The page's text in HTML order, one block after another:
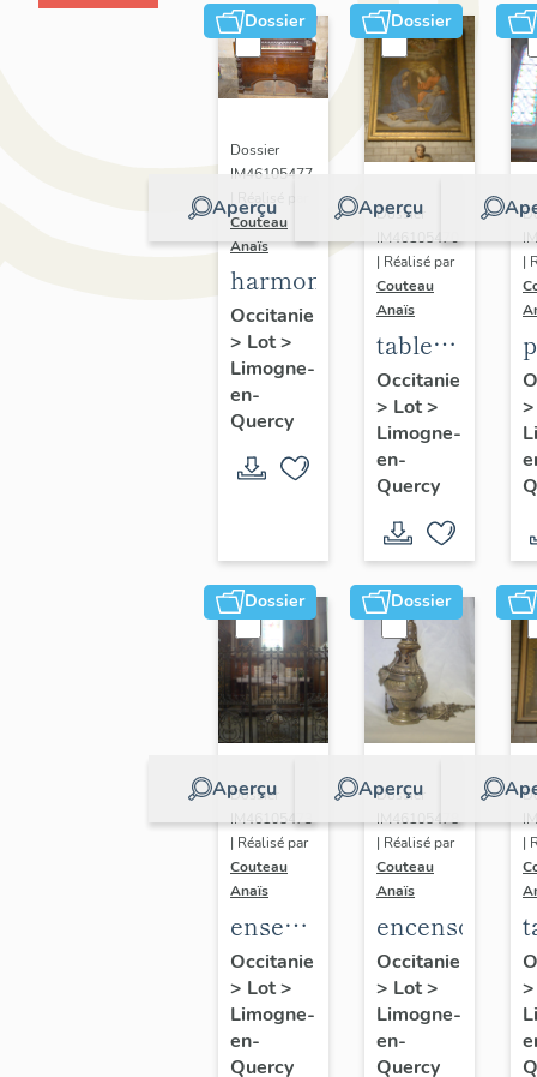
Dossier
Aperçu
Dossier
IM46105477
Couteau
Anaïs
harmonium
Occitanie
> Lot>
Limogne-
en-
Quercy
Dossier
Aperçu
Dossier
IM46105470
| Réalisé par
Couteau
Anaïs
tableau
: La
mort
de
saint
Joseph
Occitanie
> Lot>
Limogne-
en-
Quercy
|
:
Dossier
Aperçu
Dossier
IM46105473
| Réalisé par
Couteau
Anaïs
ensemble
du
mobilier
et du
décor
Occitanie
> Lot>
Limogne-
en-
Quercy
Dossier
Aperçu
Dossier
IM46105478
| Réalisé par
Couteau
Anaïs
encensoir
Occitanie
> Lot>
Limogne-
en-
Quercy
|